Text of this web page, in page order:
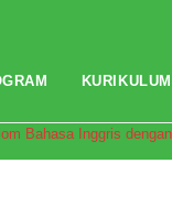
KURIKULUM
Bahasa Inggris